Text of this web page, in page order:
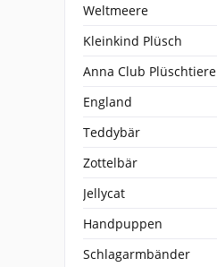
Weltmeere
Kleinkind Plüsch
Anna Club Plüschtiere
England
Teddybär
Zottelbär
Jellycat
Handpuppen
Schlagarmbänder